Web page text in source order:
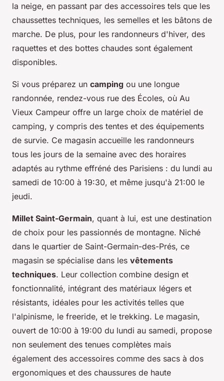
la neige, en passant par des accessoires tels que les
chaussettes techniques, les semelles et les bâtons de
marche. De plus, pour les randonneurs d'hiver, des
raquettes et des bottes chaudes sont également
disponibles.
Si vous préparez un camping ou une longue
randonnée, rendez-vous rue des Écoles, où Au
Vieux Campeur offre un large choix de matériel de
camping, y compris des tentes et des équipements
de survie. Ce magasin accueille les randonneurs
tous les jours de la semaine avec des horaires
adaptés au rythme effréné des Parisiens : du lundi au
samedi de 10:00 à 19:30, et même jusqu'à 21:00 le
jeudi.
Millet Saint-Germain, quant à lui, est une destination
de choix pour les passionnés de montagne. Niché
dans le quartier de Saint-Germain-des-Prés, ce
magasin se spécialise dans les vêtements
techniques. Leur collection combine design et
fonctionnalité, intégrant des matériaux légers et
résistants, idéales pour les activités telles que
l'alpinisme, le freeride, et le trekking. Le magasin,
ouvert de 10:00 à 19:00 du lundi au samedi, propose
non seulement des tenues complètes mais
également des accessoires comme des sacs à dos
ergonomiques et des chaussures de haute